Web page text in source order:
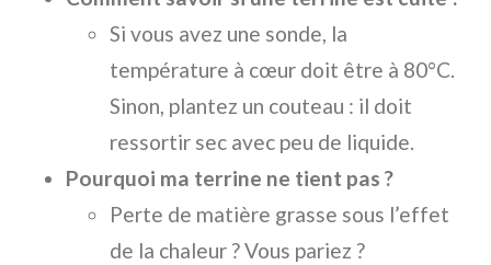
Si vous avez une sonde, la
température à cœur doit être à 80°C.
Sinon, plantez un couteau : il doit
ressortir sec avec peu de liquide.
Pourquoi ma terrine ne tient pas ?
Perte de matière grasse sous l’effet
de la chaleur ? Vous pariez ?